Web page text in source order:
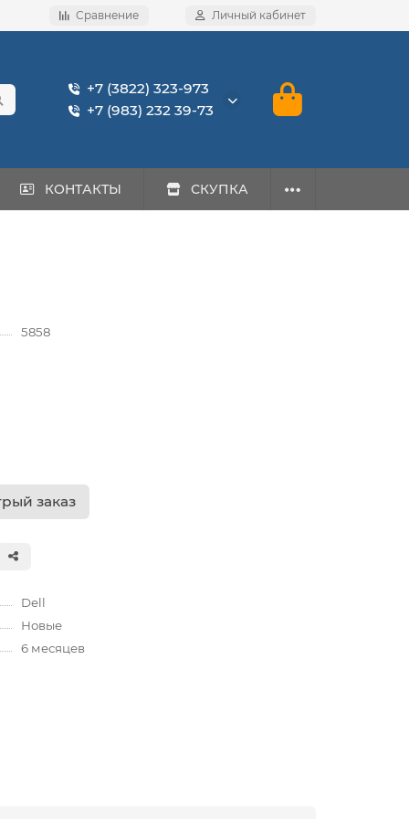
Сравнение Личный кабинет
+7 (3822) 323-973
+7 (983) 232 39-73
КОНТАКТЫ СКУПКА
5858
заказ
Dell
Новые
6 месяцев